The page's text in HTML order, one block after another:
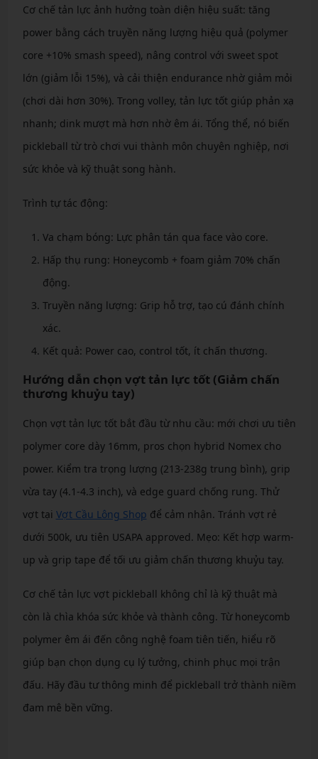
Cơ chế tản lực ảnh hưởng toàn diện hiệu suất: tăng
power bằng cách truyền năng lượng hiệu quả (polymer
core +10% smash speed), nâng control với sweet spot
lớn (giảm lỗi 15%), và cải thiện endurance nhờ giảm mỏi
(chơi dài hơn 30%). Trong volley, tản lực tốt giúp phản xạ
nhanh; dink mượt mà hơn nhờ êm ái. Tổng thể, nó biến
pickleball từ trò chơi vui thành môn chuyên nghiệp, nơi
sức khỏe và kỹ thuật song hành.
Trình tự tác động:
Va chạm bóng: Lực phân tán qua face vào core.
Hấp thụ rung: Honeycomb + foam giảm 70% chấn
động.
Truyền năng lượng: Grip hỗ trợ, tạo cú đánh chính
xác.
Kết quả: Power cao, control tốt, ít chấn thương.
Hướng dẫn chọn vợt tản lực tốt (Giảm chấn
thương khuỷu tay)
Chọn vợt tản lực tốt bắt đầu từ nhu cầu: mới chơi ưu tiên
polymer core dày 16mm, pros chọn hybrid Nomex cho
power. Kiểm tra trọng lượng (213-238g trung bình), grip
vừa tay (4.1-4.3 inch), và edge guard chống rung. Thử
vợt tại Vợt Cầu Lông Shop để cảm nhận. Tránh vợt rẻ
dưới 500k, ưu tiên USAPA approved. Mẹo: Kết hợp warm-
up và grip tape để tối ưu giảm chấn thương khuỷu tay.
Cơ chế tản lực vợt pickleball không chỉ là kỹ thuật mà
còn là chìa khóa sức khỏe và thành công. Từ honeycomb
polymer êm ái đến công nghệ foam tiên tiến, hiểu rõ
giúp bạn chọn dụng cụ lý tưởng, chinh phục mọi trận
đấu. Hãy đầu tư thông minh để pickleball trở thành niềm
đam mê bền vững.